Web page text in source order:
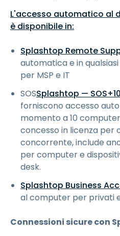
L'accesso automatico al
è disponibile in:
Splashtop Remote
automatica e in
per MSP e IT
SOSSplashtop — SOS+10
forniscono accesso
momento a 10
concesso in licenza per
concorrente, include
per computer e
desk.
Splashtop Business
al computer per privati
Connessioni sicure con